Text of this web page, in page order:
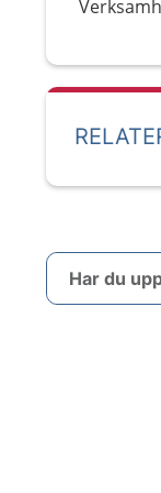
Har du